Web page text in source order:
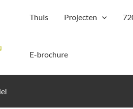
Thuis Projecten
E-brochure